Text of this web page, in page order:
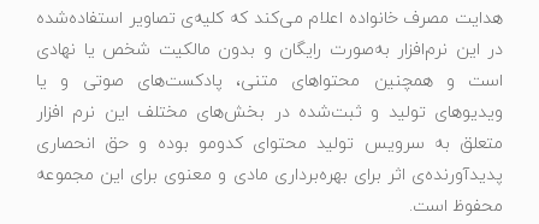
هدایت مصرف خانواده اعلام می‌کند که کلیه‌ی تصاویر استفاده‌شده
در این نرم‌افزار به‌صورت رایگان و بدون مالکیت شخص یا نهادی
است و همچنین محتواهای متنی، پادکست‌های صوتی و یا
ویدیوهای تولید و ثبت‌شده در بخش‌های مختلف این نرم افزار
متعلق به سرویس تولید محتوای کدومو بوده و حق انحصاری
پدیدآورنده‌ی اثر برای بهره‌برداری مادی و معنوی برای این مجموعه
محفوظ است.